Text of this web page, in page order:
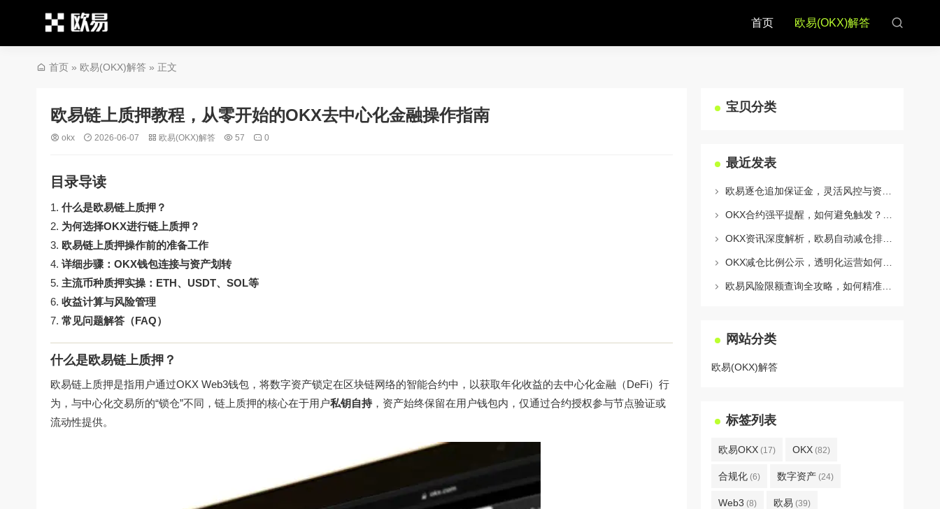
首页 欧易(OKX)解答
首页 » 欧易(OKX)解答 » 正文
欧易链上质押教程，从零开始的OKX去中心化金融操作指南
okx 2026-06-07 欧易(OKX)解答 57 0
目录导读
什么是欧易链上质押？
为何选择OKX进行链上质押？
欧易链上质押操作前的准备工作
详细步骤：OKX钱包连接与资产划转
主流币种质押实操：ETH、USDT、SOL等
收益计算与风险管理
常见问题解答（FAQ）
什么是欧易链上质押？
欧易链上质押是指用户通过OKX Web3钱包，将数字资产锁定在区块链网络的智能合约中，以获取年化收益的去中心化金融（DeFi）行
为，与中心化交易所的“锁仓”不同，链上质押的核心在于用户私钥自持，资产始终保留在用户钱包内，仅通过合约授权参与节点验证或
流动性提供。
宝贝分类
最近发表
网站分类
欧易(OKX)解答
标签列表
欧易OKX (17) OKX (82)
合规化 (6) 数字资产 (24)
Web3 (8) 欧易 (39)